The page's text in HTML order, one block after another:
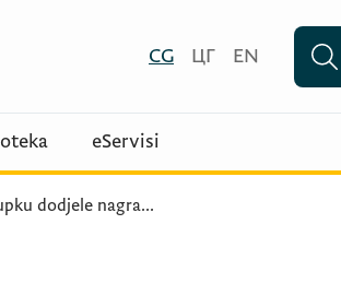
CG ЦГ EN
eServisi
dodjele nagra...